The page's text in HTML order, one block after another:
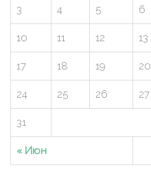
« Июн
3 4 5 6
10 11 12 13
17 18 19 20
24 25 26 27
31